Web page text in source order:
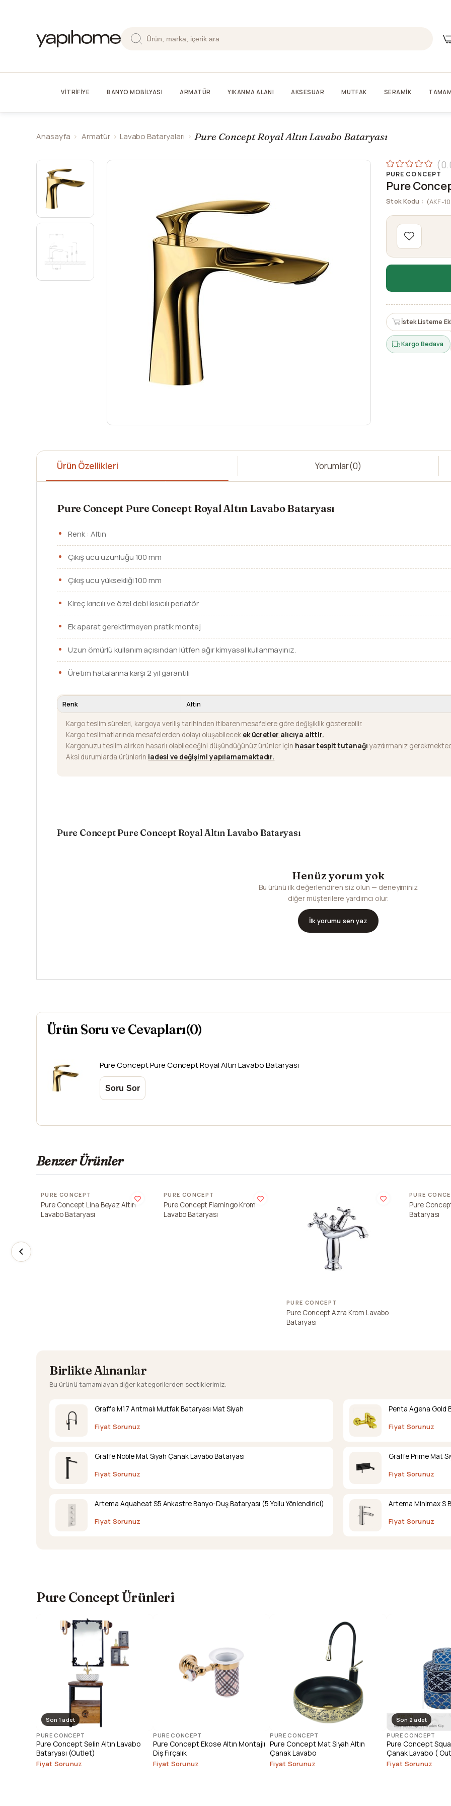
VİTRİFİYE BANYO MOBİLYASI ARMATÜR YIKANMA ALANI AKSESUAR MUTFAK SERAMİK
Anasayfa Armatür Lavabo Bataryaları Pure Concept Royal Altın Lavabo Bataryası
PURE CONCEPT
Pure
Stok Kodu (AKF-
İstek Listeme
Kargo Bedava
Ürün Özellikleri Yorumlar(0)
Pure Concept Pure Concept Royal Altın Lavabo Bataryası
Renk : Altın
Çıkış ucu uzunluğu 100 mm
Çıkış ucu yüksekliği 100 mm
Kireç kırıcılı ve özel debi kısıcılı perlatör
Ek aparat gerektirmeyen pratik montaj
Uzun ömürlü kullanım açısından lütfen ağır kimyasal kullanmayınız.
Üretim hatalarına karşı 2 yıl garantili
Renk Altın
Kargo teslim süreleri, kargoya veriliş tarihinden itibaren mesafelere göre değişiklik gösterebilir.
Kargo teslimatlarında mesafelerden dolayı oluşabilecek ek ücretler alıcıya aittir.
Kargonuzu teslim alırken hasarlı olabileceğini düşündüğünüz ürünler için hasar tespit tutanağı yazdırmanız
Aksi durumlarda ürünlerin iadesi ve değişimi yapılamamaktadır.
Pure Concept Pure Concept Royal Altın Lavabo Bataryası
Henüz yorum yok
Bu ürünü ilk değerlendiren siz olun — deneyiminiz
diğer müşterilere yardımcı olur.
İlk yorumu sen yaz
Ürün Soru ve Cevapları(0)
Pure ConceptPure Concept Royal Altın Lavabo Bataryası
Benzer Ürünler
PURE CONCEPT
Pure Concept Lina Beyaz Altın
Lavabo Bataryası
Son 2 adet
PURE CONCEPT
Pure Concept Flamingo Krom
Lavabo Bataryası
PURE CONCEPT
Pure Concept Azra Krom Lavabo
Bataryası
PURE
Pure
Bataryası
Birlikte Alınanlar
Bu ürünü tamamlayan diğer kategorilerden seçtiklerimiz.
Graffe M17 Arıtmalı Mutfak Bataryası Mat Siyah
Fiyat Sorunuz
Penta Agena Gold
Fiyat Sorunuz
Graffe Noble Mat Siyah Çanak Lavabo Bataryası
Fiyat Sorunuz
Graffe Prime Mat
Fiyat Sorunuz
Artema Aquaheat S5 Ankastre Banyo-Duş Bataryası (5 Yollu Yönlendirici)
Fiyat Sorunuz
Artema Minimax S
Fiyat Sorunuz
Pure Concept Ürünleri
Son 1 adet
PURE CONCEPT
Pure Concept Selin Altın Lavabo
Bataryası (Outlet)
Fiyat Sorunuz
PURE CONCEPT
Pure Concept Ekose Altın Montajlı
Diş Fırçalık
Fiyat Sorunuz
PURE CONCEPT
Pure Concept Mat Siyah Altın
Çanak Lavabo
Fiyat Sorunuz
Son 2 adet
PURE CONCEPT
Pure Concept
Çanak Lavabo (
Fiyat Sorunuz